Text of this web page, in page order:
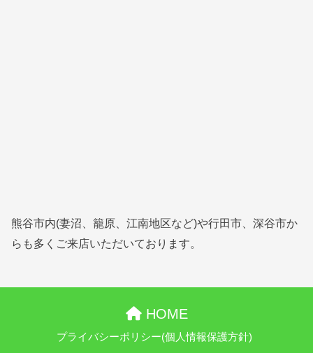
熊谷市内(妻沼、籠原、江南地区など)や行田市、深谷市か
らも多くご来店いただいております。
HOME
プライバシーポリシー(個人情報保護方針)